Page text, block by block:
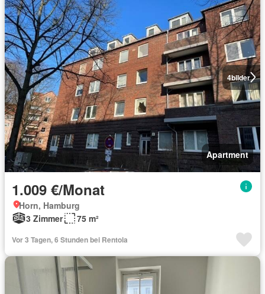
4bilder
Apartment
1.009 €/Monat
Horn, Hamburg
3 Zimmer
75 m²
Vor 3 Tagen, 6 Stunden bei Rentola